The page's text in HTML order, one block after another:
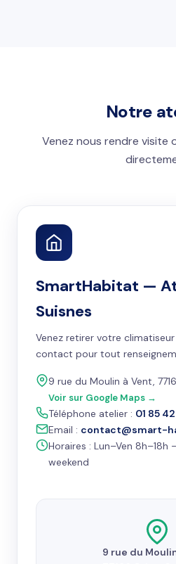
Notre
Venez nous rendre
SmartHabitat —
Suisnes
Venez retirer votre
contact pour tout
9 rue du Moulin à Vent,
Voir sur Google Maps →
Téléphone atelier : 01 85
Email : contact@smart-
Horaires : Lun–Ven
weekend
9 rue du